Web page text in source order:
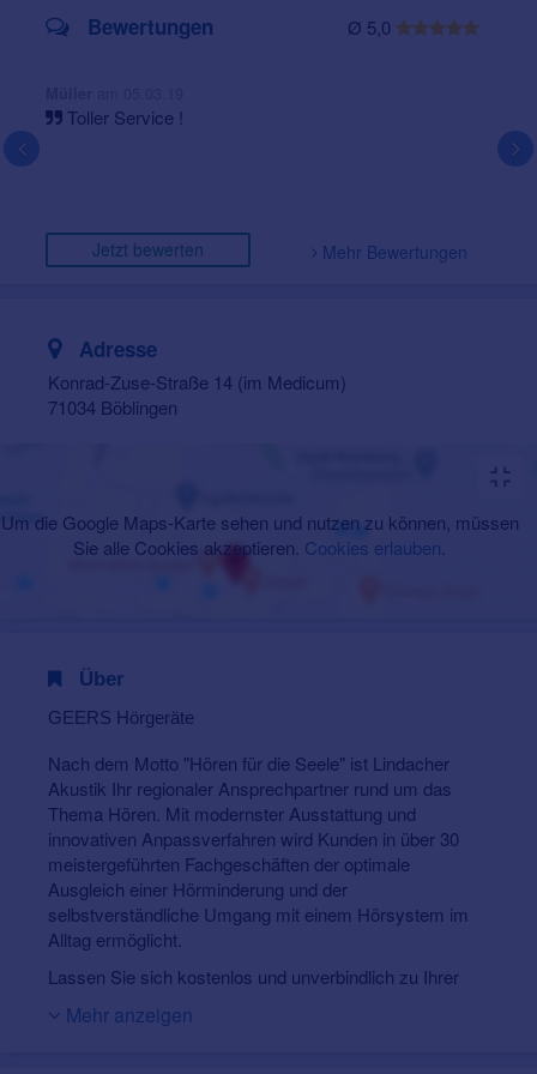
Ø 5,0
Bewertungen
Toller Service !
Jetzt bewerten Mehr Bewertungen
Adresse
Konrad-Zuse-Straße 14 (im Medicum)
71034 Böblingen
Um die Google Maps-Karte sehen und nutzen zu können, müssen
Sie alle Cookies akzeptieren. Cookies erlauben
Über
GEERS Hörgeräte
Nach dem Motto "Hören für die Seele" ist Lindacher
Akustik Ihr regionaler Ansprechpartner rund um das
Thema Hören. Mit modernster Ausstattung und
innovativen Anpassverfahren wird Kunden in über 30
meistergeführten Fachgeschäften der optimale
Ausgleich einer Hörminderung und der
selbstverständliche Umgang mit einem Hörsystem im
Alltag ermöglicht.
Lassen Sie sich kostenlos und unverbindlich zu Ihrer
Fachpersonal steht Ihnen für alle Fragen zum besseren
Mehr anzeigen